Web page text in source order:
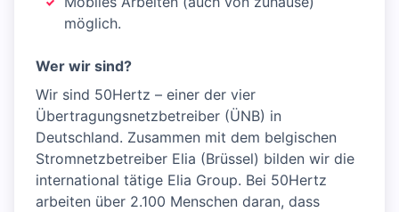
möglich.
Wer wir sind?
Wir sind 50Hertz – einer der vier
Übertragungsnetzbetreiber (ÜNB) in
Deutschland. Zusammen mit dem belgischen
Stromnetzbetreiber Elia (Brüssel) bilden wir die
international tätige Elia Group. Bei 50Hertz
arbeiten über 2.100 Menschen daran, dass